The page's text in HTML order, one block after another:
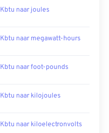
Kbtu naar joules
Kbtu naar megawatt-hours
Kbtu naar foot-pounds
Kbtu naar kilojoules
Kbtu naar kiloelectronvolts